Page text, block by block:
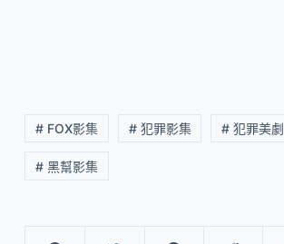
# FOX影集 # 犯罪影集 # 犯罪美劇
# 黑幫影集